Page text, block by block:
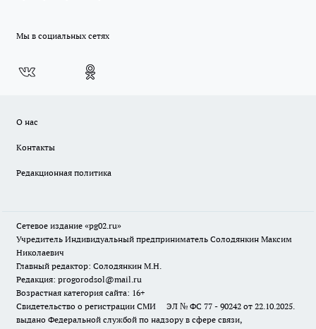
Мы в социальных сетях
О нас
Контакты
Редакционная политика
Сетевое издание «pg02.ru»
Учредитель Индивидуальный предприниматель Солодянкин Максим
Николаевич
Главный редактор: Солодянкин М.Н.
Редакция: progorodsol@mail.ru
Возрастная категория сайта: 16+
Свидетельство о регистрации СМИ ЭЛ № ФС 77 - 90242 от 22.10.2025.
выдано Федеральной службой по надзору в сфере связи,